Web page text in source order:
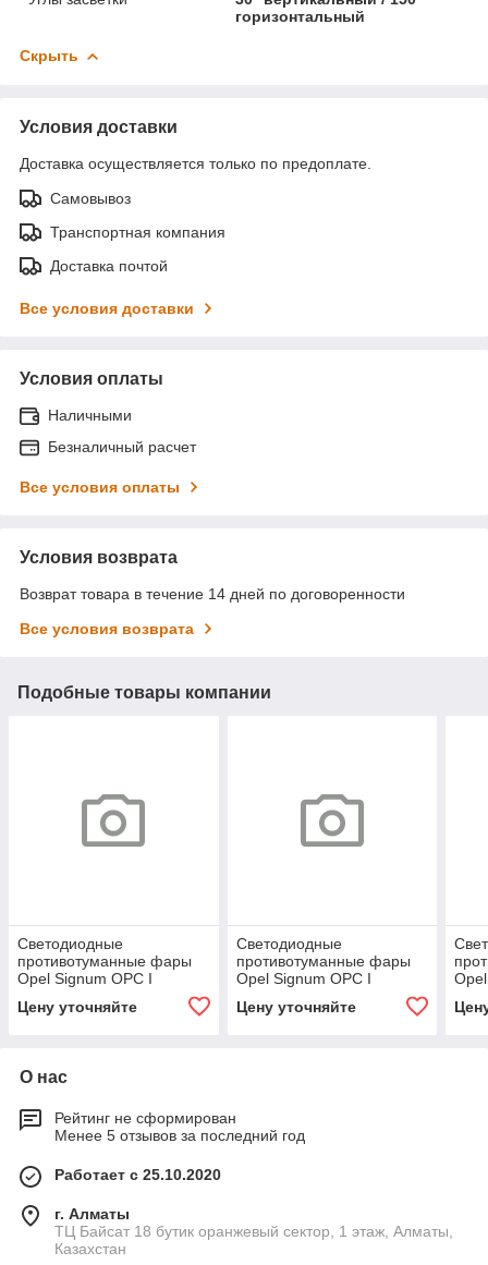
горизонтальный
Скрыть
Условия доставки
Доставка осуществляется только по предоплате.
Самовывоз
Транспортная компания
Доставка почтой
Все условия доставки
Условия оплаты
Наличными
Безналичный расчет
Все условия оплаты
Условия возврата
Возврат товара в течение 14 дней по договоренности
Все условия возврата
Подобные товары компании
Светодиодные
противотуманные фары
Opel Signum OPC I
Tandem Premium
Цену уточняйте
Светодиодные
противотуманные фары
Opel Signum OPC I
Tandem SE
Цену уточняйте
О нас
Рейтинг не сформирован
Менее 5 отзывов за последний год
Работает с 25.10.2020
г. Алматы
ТЦ Байсат 18 бутик оранжевый сектор, 1 этаж, Алматы,
Казахстан